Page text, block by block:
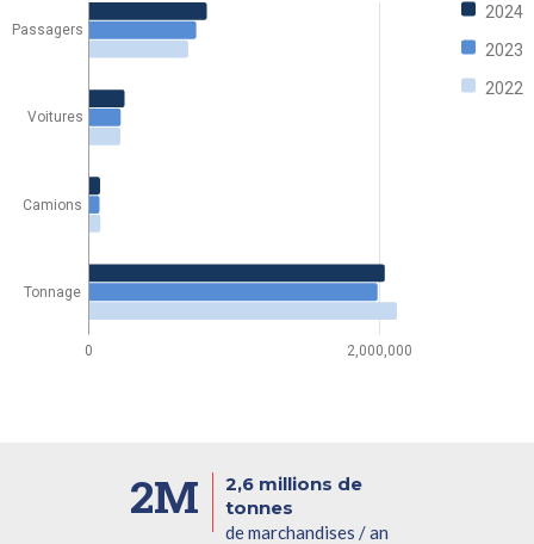
2024
2023
2022
0 2,000,000
Passagers
Voitures
Camions
Tonnage
2M
2,6 millions de
tonnes
de marchandises / an